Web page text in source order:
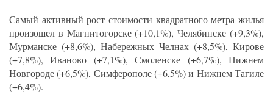
Самый активный рост стоимости квадратного метра жилья
произошел в Магнитогорске (+10,1%), Челябинске (+9,3%),
Мурманске (+8,6%), Набережных Челнах (+8,5%), Кирове
(+7,8%), Иваново (+7,1%), Смоленске (+6,7%), Нижнем
Новгороде (+6,5%), Симферополе (+6,5%) и Нижнем Тагиле
(+6,4%).